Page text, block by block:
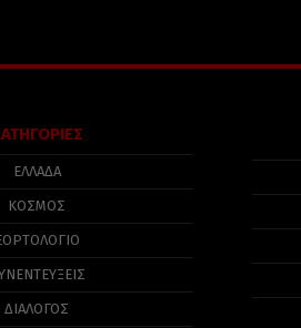
ΕΛΛΑΔΑ
ΚΟΣΜΟΣ
ΔΙΑΛΟΓΟΣ